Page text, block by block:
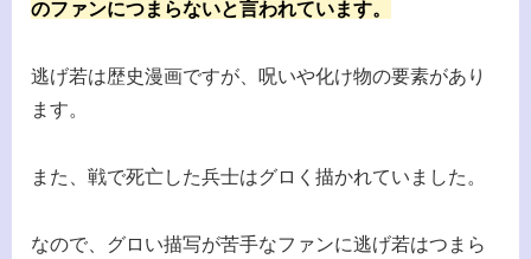
のファンにつまらないと言われています。
逃げ若は歴史漫画ですが、呪いや化け物の要素があり
ます。
また、戦で死亡した兵士はグロく描かれていました。
なので、グロい描写が苦手なファンに逃げ若はつまら